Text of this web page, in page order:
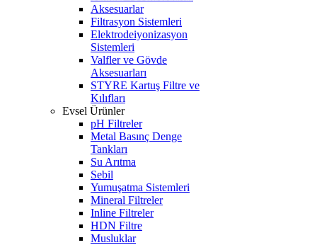
Aksesuarlar
Filtrasyon Sistemleri
Elektrodeiyonizasyon
Sistemleri
Valfler ve Gövde
Aksesuarları
STYRE Kartuş Filtre ve
Kılıfları
Evsel Ürünler
pH Filtreler
Metal Basınç Denge
Tankları
Su Arıtma
Sebil
Yumuşatma Sistemleri
Mineral Filtreler
Inline Filtreler
HDN Filtre
Musluklar